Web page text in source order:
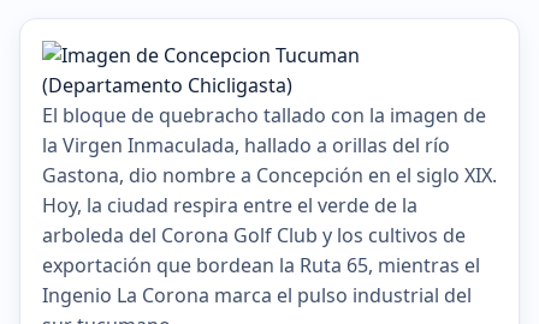
El bloque de quebracho tallado con la imagen de
la Virgen Inmaculada, hallado a orillas del río
Gastona, dio nombre a Concepción en el siglo XIX.
Hoy, la ciudad respira entre el verde de la
arboleda del Corona Golf Club y los cultivos de
exportación que bordean la Ruta 65, mientras el
Ingenio La Corona marca el pulso industrial del